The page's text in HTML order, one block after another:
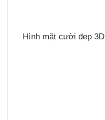
Hình mặt cười đẹp 3D